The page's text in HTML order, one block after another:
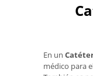
En un
médico para